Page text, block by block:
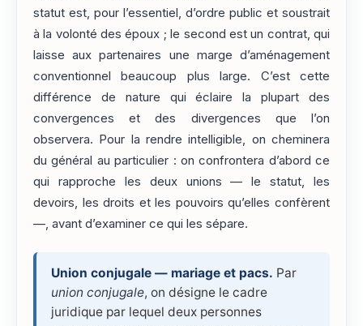
statut est, pour l’essentiel, d’ordre public et soustrait
à la volonté des époux ; le second est un contrat, qui
laisse aux partenaires une marge d’aménagement
conventionnel beaucoup plus large. C’est cette
différence de nature qui éclaire la plupart des
convergences et des divergences que l’on
observera. Pour la rendre intelligible, on cheminera
du général au particulier : on confrontera d’abord ce
qui rapproche les deux unions — le statut, les
devoirs, les droits et les pouvoirs qu’elles confèrent
—, avant d’examiner ce qui les sépare.
Union conjugale — mariage et pacs. Par
union conjugale, on désigne le cadre
juridique par lequel deux personnes